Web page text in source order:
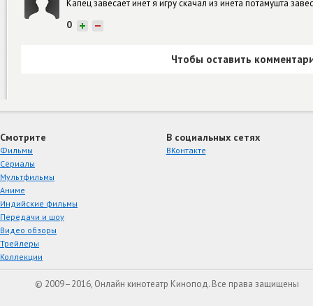
Капец завесает инет я игру скачал из инета потамушта
0 + −
Чтобы оставить
Смотрите
Фильмы
Сериалы
Мультфильмы
Аниме
Индийские фильмы
Передачи и шоу
Видео обзоры
Трейлеры
Коллекции
В социальных сетях
ВКонтакте
© 2009–2016, Онлайн кинотеатр Кинопод. Все права защищены